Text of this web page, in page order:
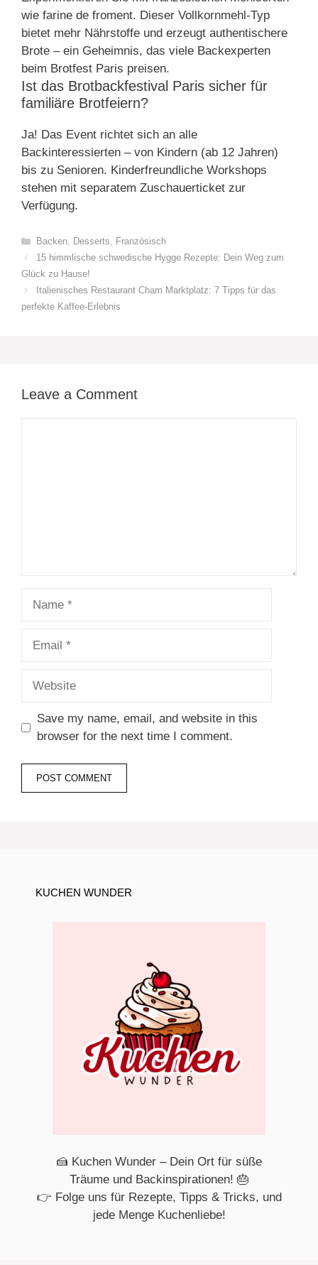
wie farine de froment. Dieser Vollkornmehl-Typ
bietet mehr Nährstoffe und erzeugt authentischere
Brote – ein Geheimnis, das viele Backexperten
beim Brotfest Paris preisen.
Ist das Brotbackfestival Paris sicher für
familiäre Brotfeiern?
Ja! Das Event richtet sich an alle
Backinteressierten – von Kindern (ab 12 Jahren)
bis zu Senioren. Kinderfreundliche Workshops
stehen mit separatem Zuschauerticket zur
Verfügung.
Categories
Backen, Desserts, Französisch
15 himmlische schwedische Hygge Rezepte: Dein Weg zum
Glück zu Hause!
Italienisches Restaurant Cham Marktplatz: 7 Tipps für das
perfekte Kaffee-Erlebnis
Leave a Comment
Save my name, email, and website in this
browser for the next time I comment.
KUCHEN WUNDER
🍰 Kuchen Wunder – Dein Ort für süße
Träume und Backinspirationen! 🎂
👉 Folge uns für Rezepte, Tipps & Tricks, und
jede Menge Kuchenliebe!